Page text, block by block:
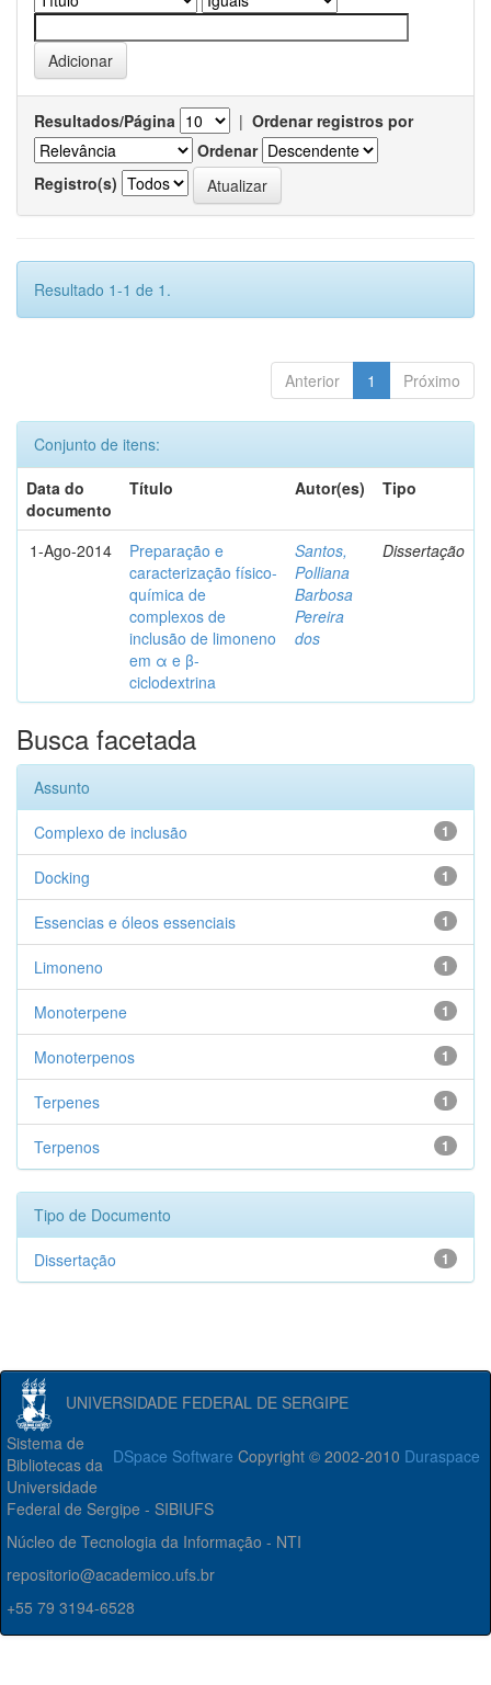
Resultados/Página | Ordenar registros por
Ordenar
Registro(s)
Resultado 1-1 de 1.
Anterior 1 Próximo
Conjunto de itens:
Data do
documento
Título Autor(es) Tipo
1-Ago-2014
Preparação e
caracterização físico-
química de
complexos de
inclusão de limoneno
em α e β-
ciclodextrina
Santos,
Polliana
Barbosa
Pereira
dos
Dissertação
Busca facetada
Assunto
1
Complexo de inclusão
1
Docking
1
Essencias e óleos essenciais
1
Limoneno
1
Monoterpene
1
Monoterpenos
1
Terpenes
1
Terpenos
Tipo de Documento
1
Dissertação
UNIVERSIDADE FEDERAL DE SERGIPE
DSpace Software Copyright © 2002-2010 Duraspace
Sistema de
Bibliotecas da
Universidade
Federal de Sergipe - SIBIUFS
Núcleo de Tecnologia da Informação - NTI
repositorio@academico.ufs.br
+55 79 3194-6528